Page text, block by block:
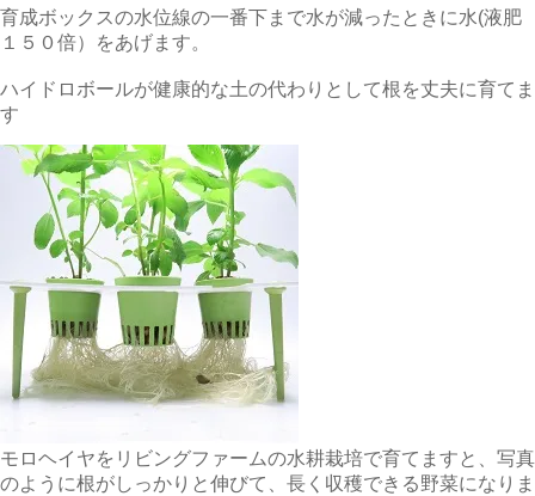
育成ボックスの水位線の一番下まで水が減ったときに水(液肥
１５０倍）をあげます。
ハイドロボールが健康的な土の代わりとして根を丈夫に育てま
す
モロヘイヤをリビングファームの水耕栽培で育てますと、写真
のように根がしっかりと伸びて、長く収穫できる野菜になりま